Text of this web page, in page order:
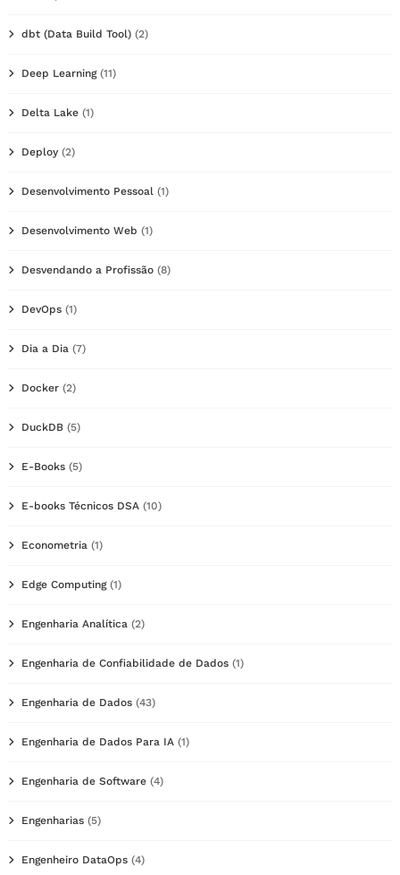
dbt (Data Build Tool) (2)
Deep Learning(11)
Delta Lake (1)
Deploy (2)
Desenvolvimento Pessoal (1)
Desenvolvimento Web (1)
Desvendando a Profissão (8)
DevOps (1)
Dia a Dia (7)
Docker (2)
DuckDB (5)
E-Books (5)
E-books Técnicos DSA (10)
Econometria (1)
Edge Computing(1)
Engenharia Analítica (2)
Engenharia de Confiabilidade de Dados (1)
Engenharia de Dados (43)
Engenharia de Dados Para IA (1)
Engenharia de Software (4)
Engenharias (5)
Engenheiro DataOps (4)